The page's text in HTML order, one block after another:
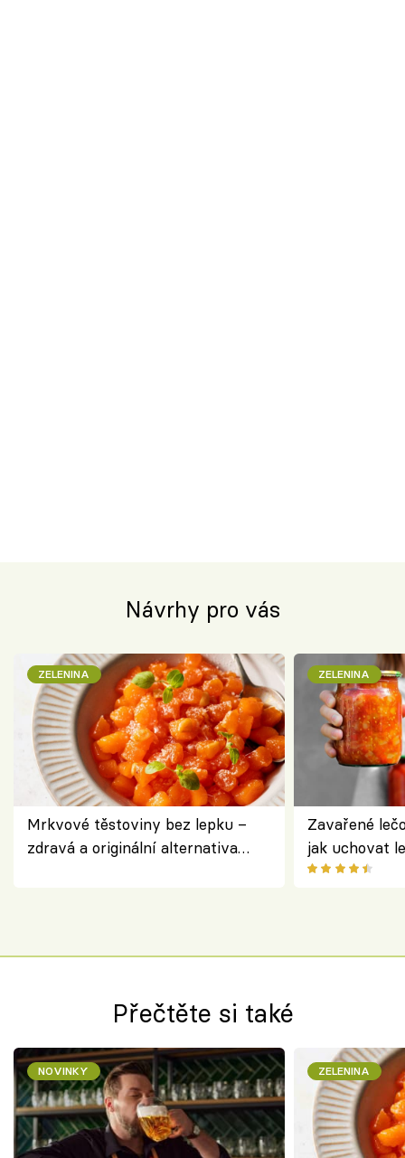
Návrhy pro vás
ZELENINA
Mrkvové těstoviny bez lepku –
zdravá a originální alternativa
ZELENINA
Zavařené
jak uchovat
Přečtěte si také
NOVINKY ZELENINA